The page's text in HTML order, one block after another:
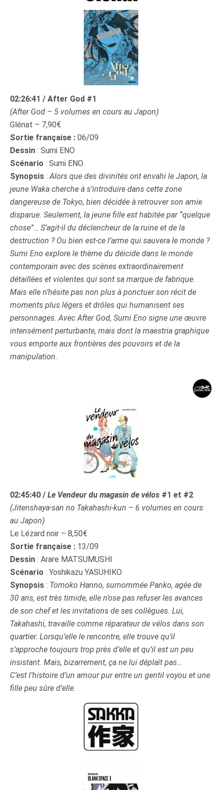
02:26:41 / After God #1
(After God – 5 volumes en cours au Japon)
Glénat – 7,90€
Sortie française : 06/09
Dessin : Sumi ENO
Scénario : Sumi ENO
Synopsis : Alors que des divinités ont envahi le Japon, la
jeune Waka cherche à s’introduire dans cette zone
dangereuse de Tokyo, bien décidée à retrouver son amie
disparue. Seulement, la jeune fille est habitée par “quelque
chose”… S’agit-il du déclencheur de la ruine et de la
destruction ? Ou bien est-ce l’arme qui sauvera le monde ?
Sumi Eno explore le thème du déicide dans le monde
contemporain avec des scènes extraordinairement
détaillées et violentes qui sont sa marque de fabrique.
Mais elle n’hésite pas non plus à ponctuer son récit de
moments plus légers et drôles qui humanisent ses
personnages. Avec After God, Sumi Eno signe une œuvre
intensément perturbante, mais dont la maestria graphique
vous emporte aux frontières des pouvoirs et de la
manipulation.
02:45:40 / Le Vendeur du magasin de vélos #1 et #2
(Jitenshaya-san no Takahashi-kun – 6 volumes en cours
au Japon)
Le Lézard noir – 8,50€
Sortie française : 13/09
Dessin : Arare MATSUMUSHI
Scénario : Yoshikazu YASUHIKO
Synopsis : Tomoko Hanno, surnommée Panko, agée de
30 ans, est très timide, elle n’ose pas refuser les avances
de son chef et les invitations de ses collègues. Lui,
Takahashi, travaille comme réparateur de vélos dans son
quartier. Lorsqu’elle le rencontre, elle trouve qu’il
s’approche toujours trop près d’elle et qu’il est un peu
insistant. Mais, bizarrement, ça ne lui déplaît pas…
C’est l’histoire d’un amour pur entre un gentil voyou et une
fille peu sûre d’elle.